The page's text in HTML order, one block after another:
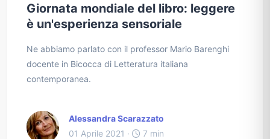
Giornata mondiale del libro: leggere
è un'esperienza sensoriale
Ne abbiamo parlato con il professor Mario Barenghi
docente in Bicocca di Letteratura italiana
contemporanea.
Alessandra Scarazzato
01 Aprile 2021 ·
7 min